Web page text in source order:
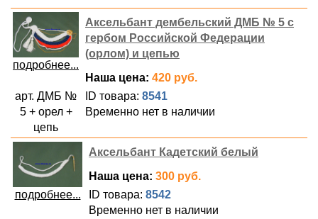
подробнее...
арт. ДМБ №
5 + орел +
цепь
Аксельбант дембельский ДМБ № 5 с
гербом Российской Федерации
(орлом) и цепью
Наша цена: 420 руб.
ID товара: 8541
Временно нет в наличии
подробнее...
Аксельбант Кадетский белый
Наша цена: 300 руб.
ID товара: 8542
Временно нет в наличии